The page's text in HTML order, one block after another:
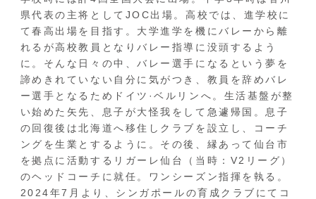
県代表の主将としてJOC出場。高校では、進学校に
て春高出場を目指す。大学進学を機にバレーから離
れるが高校教員となりバレー指導に没頭するよう
に。そんな日々の中、バレー選手になるという夢を
諦めきれていない自分に気がつき、教員を辞めバレ
ー選手となるためドイツ·ベルリンへ。生活基盤が整
い始めた矢先、息子が大怪我をして急遽帰国。息子
の回復後は北海道へ移住しクラブを設立し、コーチ
ングを生業とするように。その後、縁あって仙台市
を拠点に活動するリガーレ仙台（当時：V2リーグ）
のヘッドコーチに就任。ワンシーズン指揮を執る。
2024年7月より、シンガポールの育成クラブにてコ